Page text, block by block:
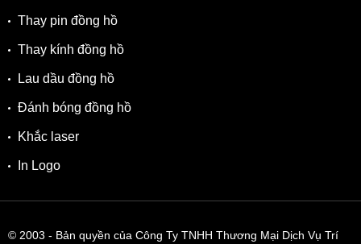
Thay pin đồng hồ
Thay kính đồng hồ
Lau dầu đồng hồ
Đánh bóng đồng hồ
Khắc laser
In Logo
© 2003 - Bản quyền của Công Ty TNHH Thương Mại Dịch Vụ Trí